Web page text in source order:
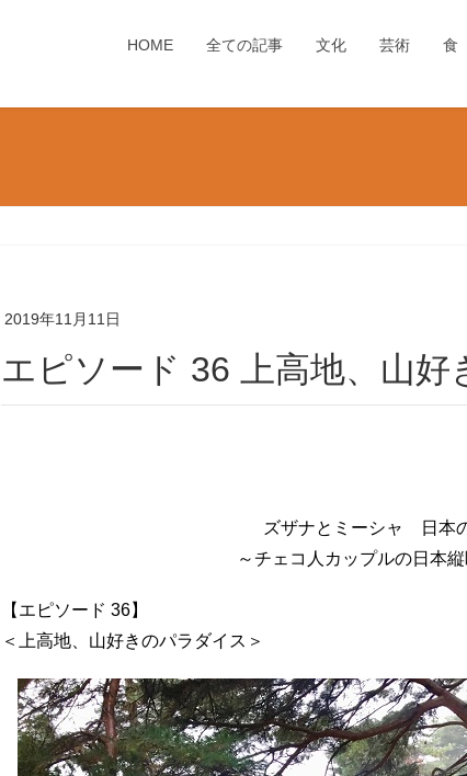
HOME 全ての記事 文化 芸術 食
2019年11月11日
エピソード 36 上高地、山
ズザナとミーシャ 日本
～チェコ人カップルの日本
【エピソード 36】
＜上高地、山好きのパラダイス＞